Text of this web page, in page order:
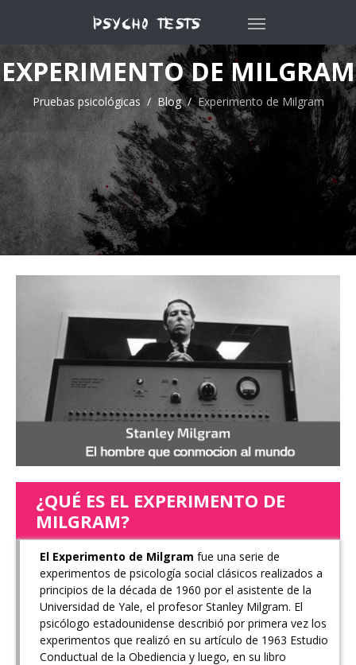
EXPERIMENTO DE MILGRAM
Pruebas psicológicas Blog Experimento de Milgram
¿QUÉ ES EL EXPERIMENTO DE
MILGRAM?
El Experimento de Milgram fue una serie de
experimentos de psicología social clásicos realizados a
principios de la década de 1960 por el asistente de la
Universidad de Yale, el profesor Stanley Milgram. El
psicólogo estadounidense describió por primera vez los
experimentos que realizó en su artículo de 1963 Estudio
Conductual de la Obediencia y luego, en su libro